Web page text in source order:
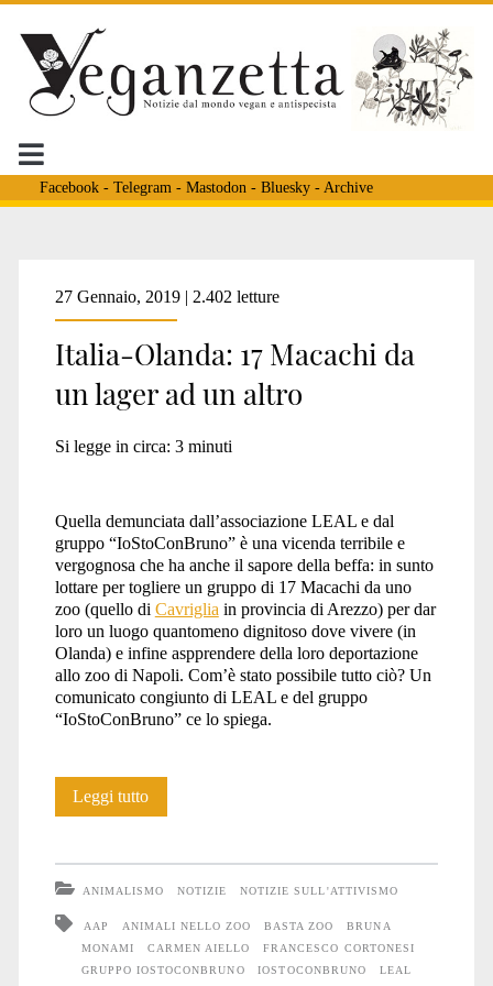
Facebook- Telegram - Mastodon - Bluesky- Archive
Tag:
<span>macachi
del
giappone</span>
27 Gennaio, 2019 | 2.402 letture
Italia-Olanda: 17 Macachi da
un lager ad un altro
Si legge in circa: 3 minuti
Quella demunciata dall’associazione LEAL e dal
gruppo “IoStoConBruno” è una vicenda terribile e
vergognosa che ha anche il sapore della beffa: in sunto
lottare per togliere un gruppo di 17 Macachi da uno
zoo (quello di Cavriglia in provincia di Arezzo) per dar
loro un luogo quantomeno dignitoso dove vivere (in
Olanda) e infine aspprendere della loro deportazione
allo zoo di Napoli. Com’è stato possibile tutto ciò? Un
comunicato congiunto di LEAL e del gruppo
“IoStoConBruno” ce lo spiega.
Leggi tuttoItalia-
da
ANIMALISMO NOTIZIE NOTIZIE SULL'ATTIVISMO
AAP ANIMALI NELLO ZOO BASTA ZOO
BRUNA
MONAMI
CARMEN AIELLO
FRANCESCO CORTONESI
GRUPPO IOSTOCONBRUNO
IOSTOCONBRUNO
LEAL